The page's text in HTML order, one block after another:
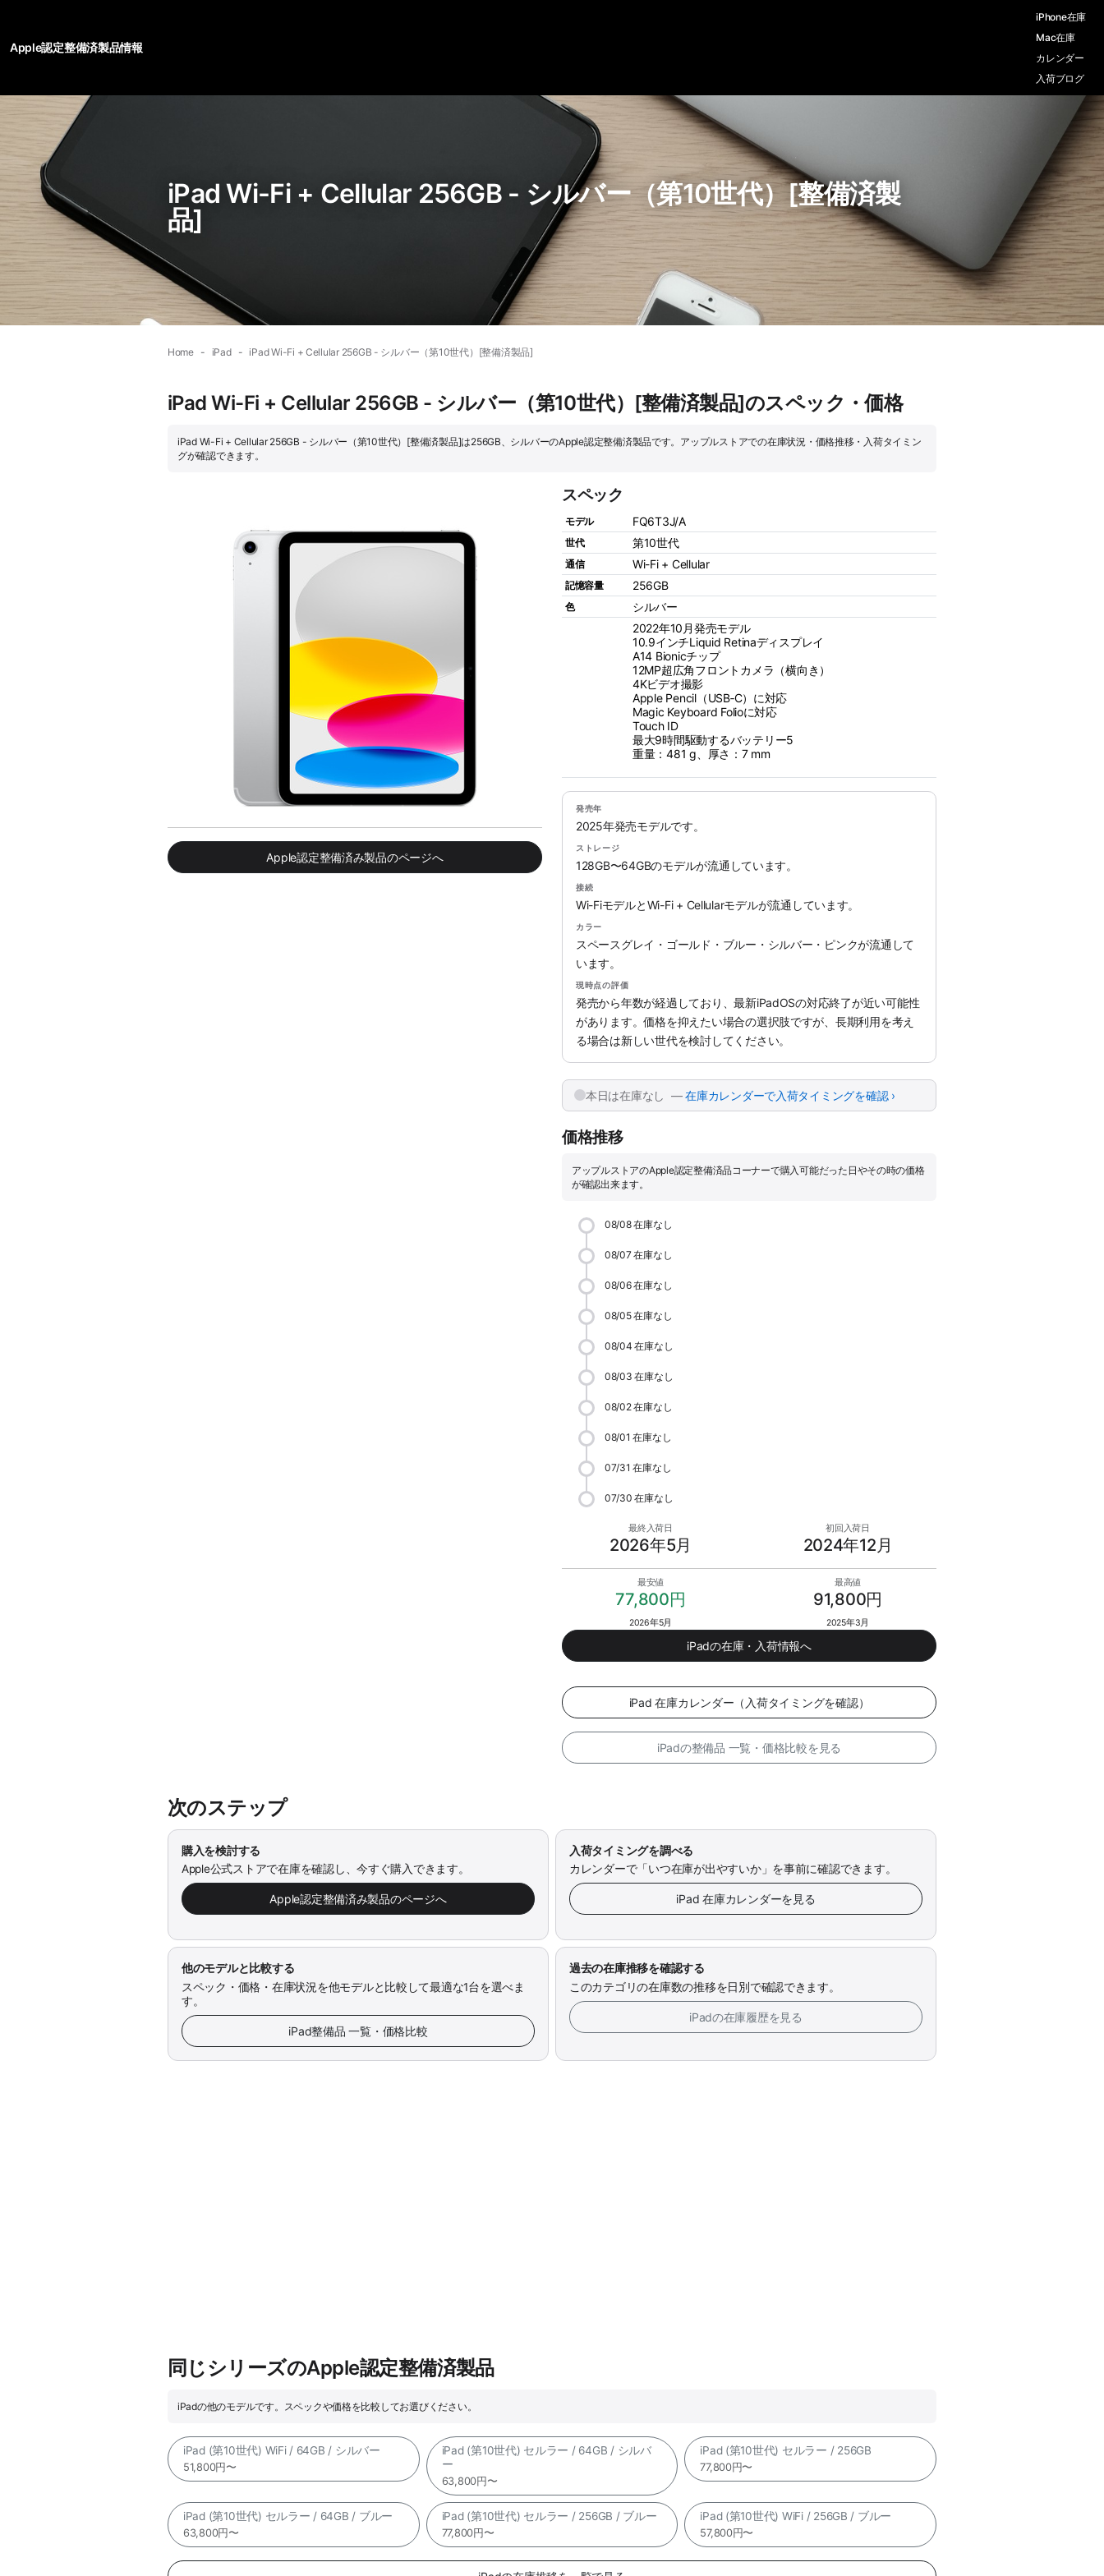
Apple認定整備済製品情報
iPhone在庫
Mac在庫
カレンダー
入荷ブログ
iPad Wi-Fi + Cellular 256GB - シルバー（第10世代）[整備済製
品]
Home iPad iPad Wi-Fi + Cellular 256GB - シルバー（第10世代）[整備済製品]
iPad Wi-Fi + Cellular 256GB - シルバー（第10世代）[整備済製品]のスペック・価格
iPad Wi-Fi + Cellular 256GB - シルバー（第10世代）[整備済製品]は256GB、シルバーのApple認定整備済製品です。アップルストアでの在庫状況・価格推移・入荷タイミン
グが確認できます。
Apple認定整備済み製品のページへ
スペック
モデル FQ6T3J/A
世代 第10世代
通信 Wi-Fi + Cellular
記憶容量 256GB
色
シルバー
2022年10月発売モデル
10.9インチLiquid Retinaディスプレイ
A14 Bionicチップ
12MP超広角フロントカメラ（横向き）
4Kビデオ撮影
Apple Pencil（USB‑C）に対応
Magic Keyboard Folioに対応
Touch ID
最大9時間駆動するバッテリー5
重量：481 g、厚さ：7 mm
発売年
2025年発売モデルです。
ストレージ
128GB〜64GBのモデルが流通しています。
接続
Wi-FiモデルとWi-Fi + Cellularモデルが流通しています。
カラー
スペースグレイ・ゴールド・ブルー・シルバー・ピンクが流通して
います。
現時点の評価
発売から年数が経過しており、最新iPadOSの対応終了が近い可能性
があります。価格を抑えたい場合の選択肢ですが、長期利用を考え
る場合は新しい世代を検討してください。
本日は在庫なし —在庫カレンダーで入荷タイミングを確認 ›
価格推移
アップルストアのApple認定整備済品コーナーで購入可能だった日やその時の価格
が確認出来ます。
08/08在庫なし
08/07在庫なし
08/06在庫なし
08/05在庫なし
08/04 在庫なし
08/03 在庫なし
08/02在庫なし
08/01 在庫なし
07/31 在庫なし
07/30 在庫なし
最終入荷日
2026年5月
初回入荷日
2024年12月
最安値
77,800円
2026年5月
最高値
91,800円
2025年3月
iPadの在庫・入荷情報へ
iPad 在庫カレンダー（入荷タイミングを確認）
iPadの整備品 一覧・価格比較を見る
次のステップ
購入を検討する
Apple公式ストアで在庫を確認し、今すぐ購入できます。
Apple認定整備済み製品のページへ
入荷タイミングを調べる
カレンダーで「いつ在庫が出やすいか」を事前に確認できます。
iPad 在庫カレンダーを見る
他のモデルと比較する
スペック・価格・在庫状況を他モデルと比較して最適な1台を選べま
す。
iPad整備品 一覧・価格比較
過去の在庫推移を確認する
このカテゴリの在庫数の推移を日別で確認できます。
iPadの在庫履歴を見る
同じシリーズのApple認定整備済製品
iPadの他のモデルです。スペックや価格を比較してお選びください。
iPad (第10世代) WiFi / 64GB / シルバー
51,800円〜
iPad (第10世代) セルラー / 64GB / シルバ
ー
63,800円〜
iPad (第10世代) セルラー / 256GB
77,800円〜
iPad (第10世代) セルラー / 64GB / ブルー
63,800円〜
iPad (第10世代) セルラー / 256GB / ブルー
77,800円〜
iPad (第10世代) WiFi / 256GB / ブルー
57,800円〜